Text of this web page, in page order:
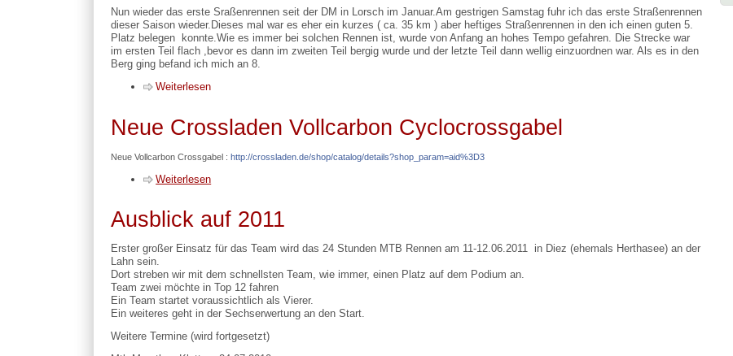
Nun wieder das erste Sraßenrennen seit der DM in Lorsch im Januar.Am gestrigen Samstag fuhr ich das erste Straßenrennen
dieser Saison wieder.Dieses mal war es eher ein kurzes ( ca. 35 km ) aber heftiges Straßenrennen in den ich einen guten 5.
Platz belegen konnte.Wie es immer bei solchen Rennen ist, wurde von Anfang an hohes Tempo gefahren. Die Strecke war
im ersten Teil flach ,bevor es dann im zweiten Teil bergig wurde und der letzte Teil dann wellig einzuordnen war. Als es in den
Berg ging befand ich mich an 8.
Weiterlesen
Neue Crossladen Vollcarbon Cyclocrossgabel
Neue Vollcarbon Crossgabel :http://crossladen.de/shop/catalog/details?shop_param=aid%3D3
Weiterlesen
Ausblick auf 2011
Erster großer Einsatz für das Team wird das 24 Stunden MTB Rennen am 11-12.06.2011 in Diez (ehemals Herthasee) an der
Lahn sein.
Dort streben wir mit dem schnellsten Team, wie immer, einen Platz auf dem Podium an.
Team zwei möchte in Top 12 fahren
Ein Team startet voraussichtlich als Vierer.
Ein weiteres geht in der Sechserwertung an den Start.
Weitere Termine (wird fortgesetzt)